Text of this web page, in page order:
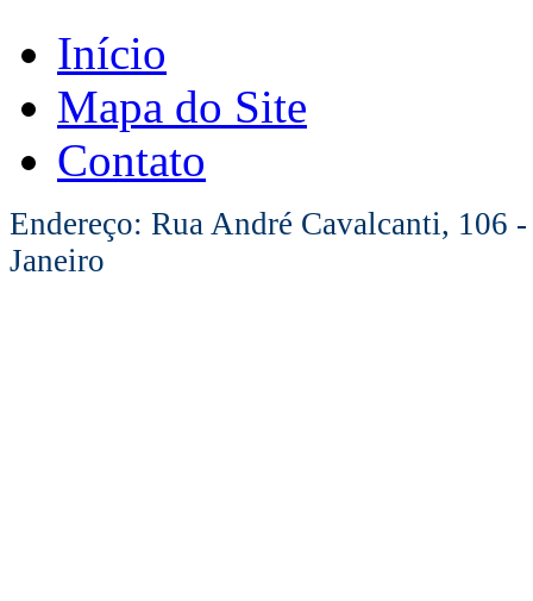
Início
Mapa do Site
Contato
Endereço: Rua André Cavalcanti, 106
Janeiro